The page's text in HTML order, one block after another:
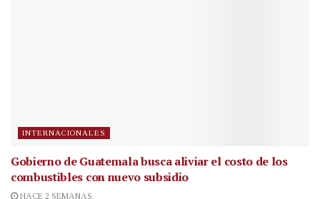
INTERNACIONALES
Gobierno de Guatemala busca aliviar el costo de los
combustibles con nuevo subsidio
HACE 2 SEMANAS